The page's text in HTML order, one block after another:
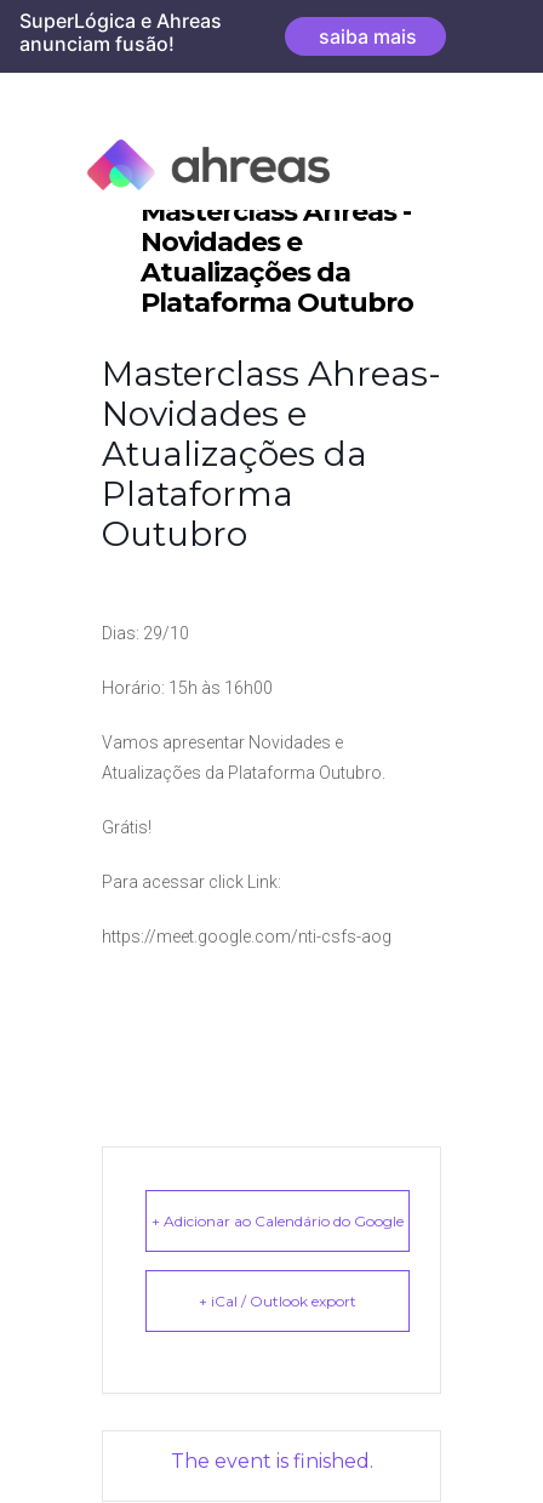
Skip
content
SuperLógica e Ahreas
anunciam fusão!
saiba mais
Masterclass Ahreas -
Novidades e
Atualizações da
Plataforma Outubro
Masterclass Ahreas-
Novidades e
Atualizações da
Plataforma
Outubro
Dias: 29/10
Horário: 15h às 16h00
Vamos apresentar Novidades e
Atualizações da Plataforma Outubro.
Grátis!
Para acessar click Link:
https://meet.google.com/nti-csfs-aog
+ Adicionar ao Calendário do Google
+ iCal / Outlook export
The event is finished.